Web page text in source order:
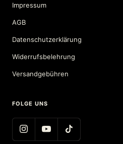
Impressum
AGB
Datenschutzerklärung
Widerrufsbelehrung
Versandgebühren
FOLGE UNS